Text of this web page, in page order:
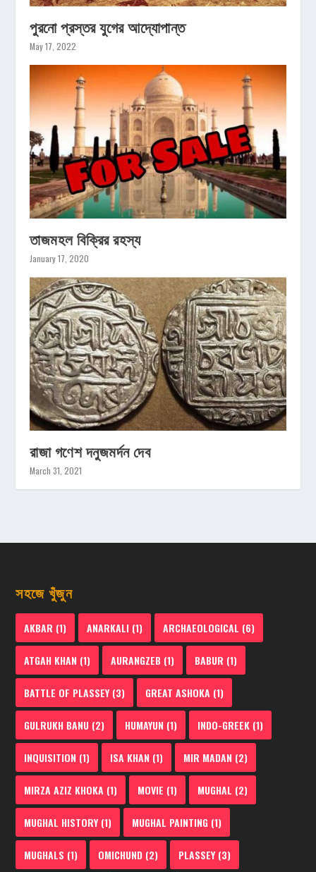
পুরনো প্রস্তর যুগের আদ্যোপান্ত
May 17, 2022
তাজমহল বিক্রির রহস্য
January 17, 2020
রাজা গণেশ দনুজমর্দন দেব
March 31, 2021
সহজে খুঁজুন
AKBAR (1) ANARKALI (1) ARCHAEOLOGICAL (6)
ATGAH KHAN (1) AURANGZEB (1) BABUR (1)
BATTLE OF PLASSEY(3) GREAT ASHOKA (1)
GULRUKH BANU (2) HUMAYUN (1) INDO-GREEK (1)
INQUISITION (1) ISA KHAN (1) MIR MADAN (2)
MIRZA AZIZ KHOKA (1) MOVIE (1) MUGHAL (2)
MUGHAL HISTORY(1) MUGHAL PAINTING (1)
MUGHALS (1) OMICHUND (2) PLASSEY(3)